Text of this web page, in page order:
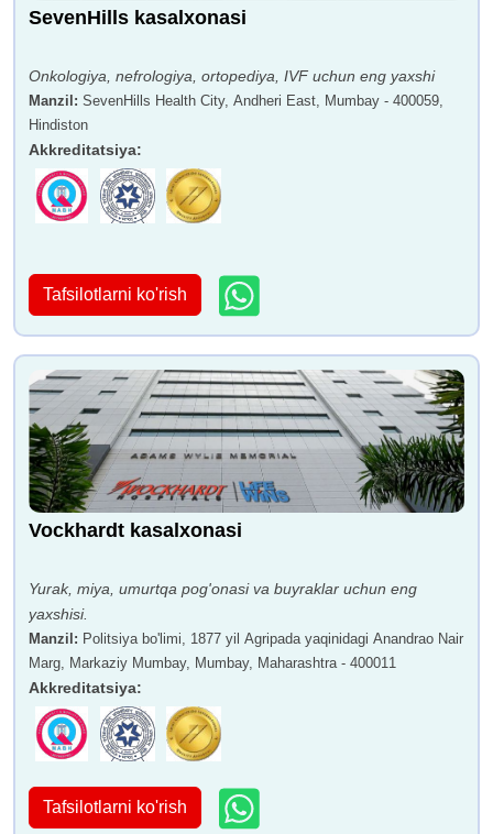
SevenHills kasalxonasi
Onkologiya, nefrologiya, ortopediya, IVF uchun eng yaxshi
Manzil : SevenHills Health City, Andheri East, Mumbay - 400059,
Hindiston
Akkreditatsiya:
Tafsilotlarni ko'rish
Vockhardt kasalxonasi
Yurak, miya, umurtqa pog'onasi va buyraklar uchun eng
yaxshisi.
Manzil : Politsiya bo'limi, 1877 yil Agripada yaqinidagi Anandrao Nair
Marg, Markaziy Mumbay, Mumbay, Maharashtra - 400011
Akkreditatsiya:
Tafsilotlarni ko'rish